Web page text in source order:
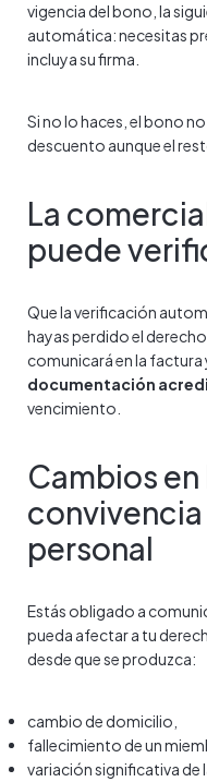
vigencia del bono, la
automática: necesitas
incluya su firma.
Si no lo haces, el bono
descuento aunque el
La
puede
Que la verificación
hayas perdido el
comunicará en la factura
documentación
vencimiento.
Cambios
personal
Estás obligado a
pueda afectar a tu
desde que se produzca:
cambio de domicilio,
fallecimiento de un
variación significativa de